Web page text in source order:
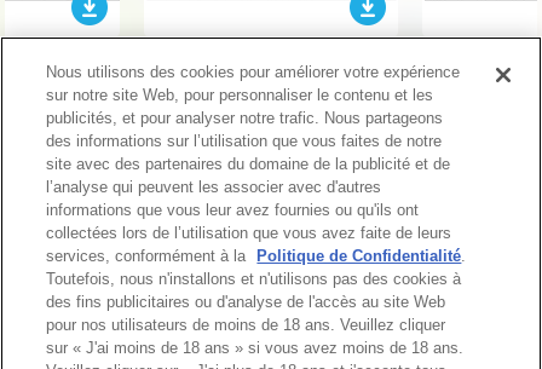
Plus
Haut de page
Nous utilisons des cookies pour améliorer votre expérience
sur notre site Web, pour personnaliser le contenu et les
publicités, et pour analyser notre trafic. Nous partageons
des informations sur l’utilisation que vous faites de notre
site avec des partenaires du domaine de la publicité et de
l’analyse qui peuvent les associer avec d'autres
informations que vous leur avez fournies ou qu'ils ont
collectées lors de l’utilisation que vous avez faite de leurs
services, conformément à la
Politique de Confidentialité.
Toutefois, nous n'installons et n'utilisons pas des cookies à
des fins publicitaires ou d'analyse de l'accès au site Web
pour nos utilisateurs de moins de 18 ans. Veuillez cliquer
sur « J'ai moins de 18 ans » si vous avez moins de 18 ans.